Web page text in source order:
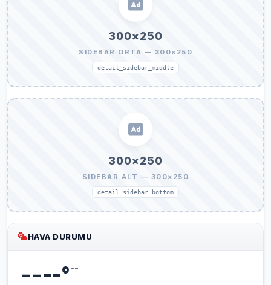
300×250
SIDEBAR ORTA — 300×250
detail_sidebar_middle
300×250
SIDEBAR ALT — 300×250
detail_sidebar_bottom
HAVA DURUMU
----°--
--